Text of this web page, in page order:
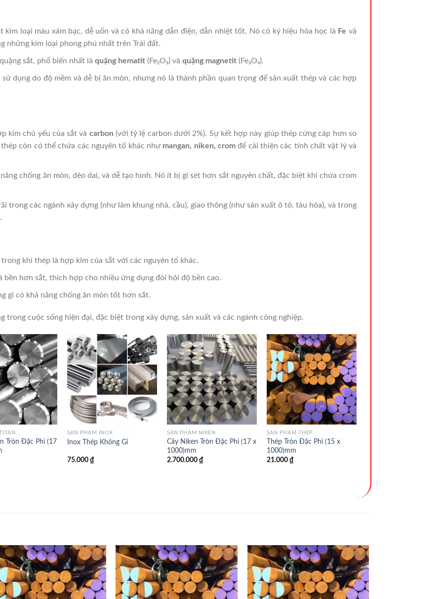
kim loại màu xám bạc, dễ uốn và có khả năng dẫn điện, dẫn nhiệt tốt. Nó có ký hiệu hóa học là Fe và
những kim loại phong phú nhất trên Trái đất.
sắt, phổ biến nhất là quặng hematit(Fe₂O₃) và quặng magnetit(Fe₃O₄).
dụng do độ mềm và dễ bị ăn mòn, nhưng nó là thành phần quan trọng để sản xuất thép và các hợp
kim chủ yếu của sắt và carbon (với tỷ lệ carbon dưới 2%). Sự kết hợp này giúp thép cứng cáp hơn so
còn có thể chứa các nguyên tố khác như mangan, niken, cromđể cải thiện các tính chất vật lý và
chống ăn mòn, dẻo dai, và dễ tạo hình. Nó ít bị gỉ sét hơn sắt nguyên chất, đặc biệt khi chứa crom
trong các ngành xây dựng (như làm khung nhà, cầu), giao thông (như sản xuất ô tô, tàu hỏa), và trong
khi thép là hợp kim của sắt với các nguyên tố khác.
bền hơn sắt, thích hợp cho nhiều ứng dụng đòi hỏi độ bền cao.
gỉ có khả năng chống ăn mòn tốt hơn sắt.
trong cuộc sống hiện đại, đặc biệt trong xây dựng, sản xuất và các ngành công nghiệp.
Tròn Đặc Phi (17
SẢN PHẨM INOX
Inox Thép Không Gỉ
75.000 ₫
SẢN PHẨM NIKEN
Cây Niken Tròn Đặc Phi (17 x
1000)mm
2.700.000 ₫
SẢN PHẨM THÉP
Thép Tròn Đặc Phi (15 x
1000)mm
21.000 ₫